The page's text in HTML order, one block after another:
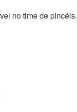
no time de pincéis.